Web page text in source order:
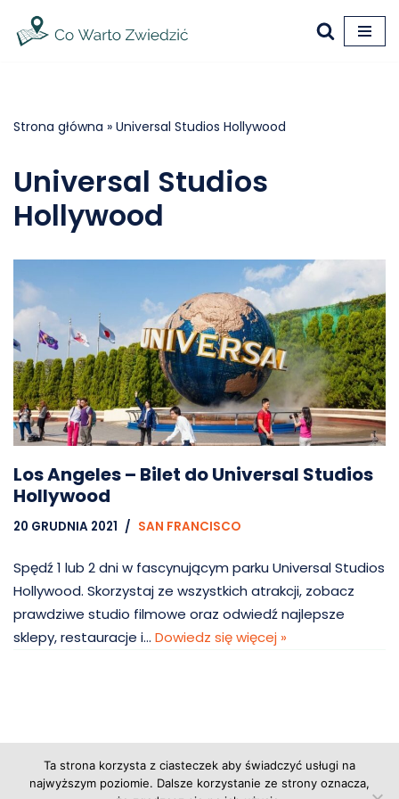
Przejdź
Strona główna » Universal Studios Hollywood
Universal Studios
Hollywood
Los Angeles – Bilet do Universal Studios
Hollywood
20 GRUDNIA 2021 SAN FRANCISCO
Spędź 1 lub 2 dni w fascynującym parku Universal Studios
Hollywood. Skorzystaj ze wszystkich atrakcji, zobacz
prawdziwe studio filmowe oraz odwiedź najlepsze
sklepy, restauracje i… Dowiedz się więcej »
Copyright © 2026 Grupa Probiz, CoWartoZwiedzic.pl
Ta strona korzysta z ciasteczek aby świadczyć usługi na
najwyższym poziomie. Dalsze korzystanie ze strony oznacza,